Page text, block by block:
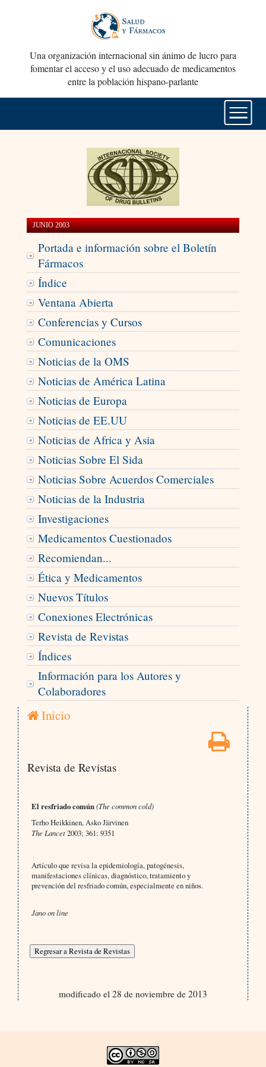
Una organización internacional sin ánimo de lucro para
fomentar el acceso y el uso adecuado de medicamentos
entre la población hispano-parlante
JUNIO 2003
Portada e información sobre el Boletín
Fármacos
Índice
Ventana Abierta
Conferencias y Cursos
Comunicaciones
Noticias de la OMS
Noticias de América Latina
Noticias de Europa
Noticias de EE.UU
Noticias de Africa y Asia
Noticias Sobre El Sida
Noticias Sobre Acuerdos Comerciales
Noticias de la Industria
Investigaciones
Medicamentos Cuestionados
Recomiendan...
Ética y Medicamentos
Nuevos Títulos
Conexiones Electrónicas
Revista de Revistas
Índices
Información para los Autores y
Colaboradores
Inicio
Revista de Revistas
El resfriado común(The common cold)
Terho Heikkinen, Asko Järvinen
The Lancet2003; 361: 9351
Artículo que revisa la epidemiología, patogénesis,
manifestaciones clínicas, diagnóstico, tratamiento y
prevención del resfriado común, especialmente en niños.
Jano on line
modificado el 28 de noviembre de 2013